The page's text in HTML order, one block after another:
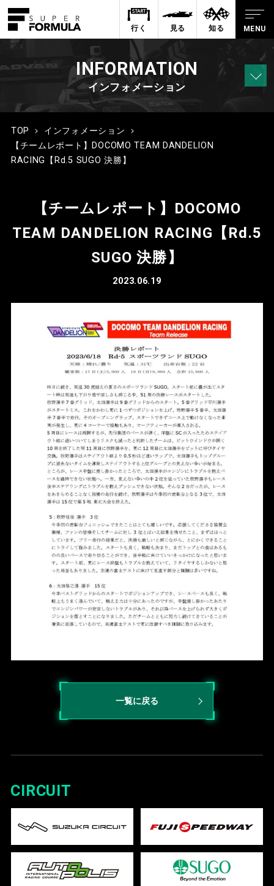
行く 見る 知る
INFORMATION
インフォメーション
TOP
インフォメーション
【チームレポート】DOCOMO TEAM DANDELION
RACING【Rd.5 SUGO 決勝】
【チームレポート】DOCOMO
TEAM DANDELION RACING【Rd.5
SUGO 決勝】
2023.06.19
一覧に戻る
CIRCUIT